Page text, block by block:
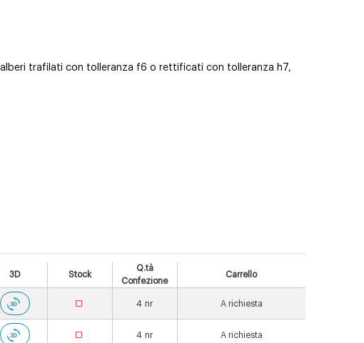
trafilati con tolleranza f6 o rettificati con tolleranza h7,
3D Stock
Q.tà
Confezione
Carrello
4 nr A richiesta
4 nr A richiesta